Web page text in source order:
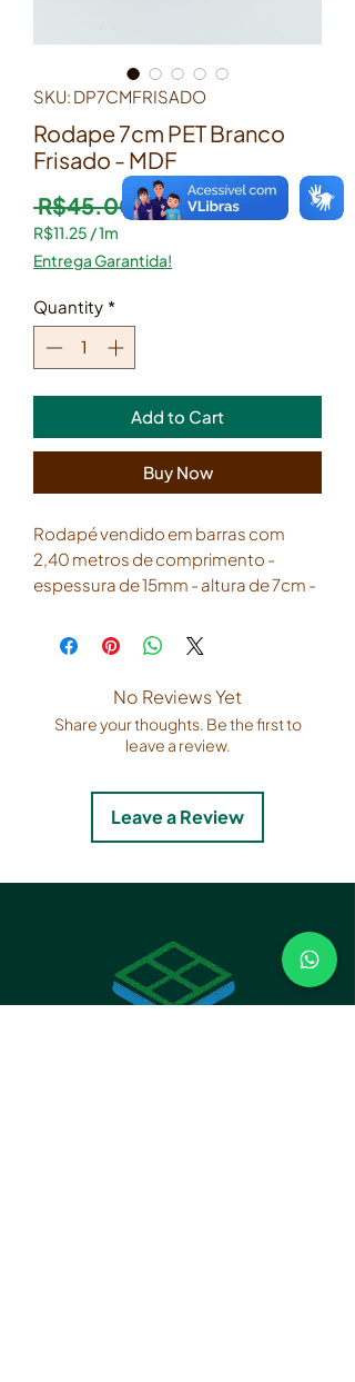
SKU: DP7CMFRISADO
Rodape 7cm PET Branco
Frisado - MDF
R$45.00 Regular Price
R$27.00Sale Price
R$11.25 /1m
R$11.25
per
Meter
Entrega Garantida!
Quantity *
Add to Cart
Buy Now
Rodapé vendido em barras com
2,40 metros de comprimento -
espessura de 15mm - altura de 7cm -
revestimento de PVC PET.
No Reviews Yet
Share your thoughts. Be the first to
leave a review.
Leave a Review